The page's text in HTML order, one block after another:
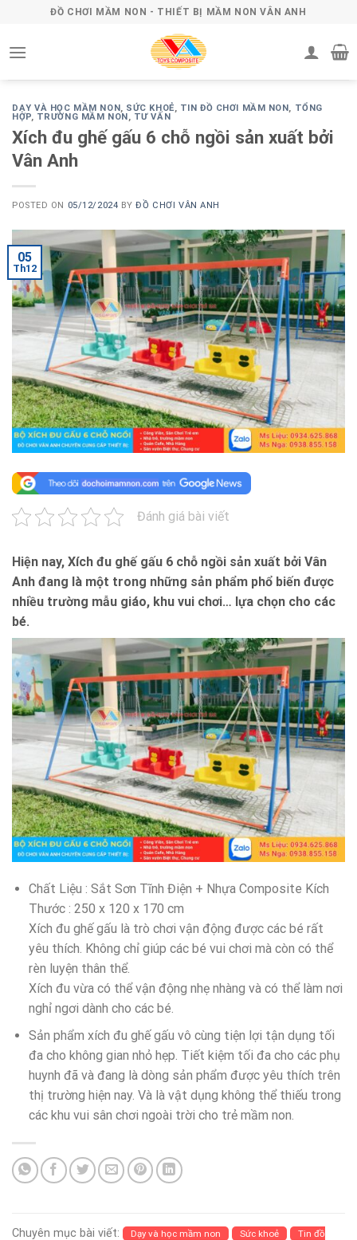
content
ĐỒ CHƠI MẦM NON - THIẾT BỊ MẦM NON VÂN ANH
DẠY VÀ HỌC MẦM NON, SỨC KHOẺ, TIN ĐỒ CHƠI MẦM NON, TỔNG
HỢP, TRƯỜNG MẦM NON, TƯ VẤN
Xích đu ghế gấu 6 chỗ ngồi sản xuất bởi
Vân Anh
POSTED ON 05/12/2024 BYĐỒ CHƠI VÂN ANH
05
Th12
Đánh giá bài viết
Hiện nay, Xích đu ghế gấu 6 chỗ ngồi sản xuất bởi Vân
Anh đang là một trong những sản phẩm phổ biến được
nhiều trường mẫu giáo, khu vui chơi… lựa chọn cho các
bé.
Chất Liệu : Sắt Sơn Tĩnh Điện + Nhựa Composite Kích
Thước : 250 x 120 x 170 cm
Xích đu ghế gấu là trò chơi vận động được các bé rất
yêu thích. Không chỉ giúp các bé vui chơi mà còn có thể
rèn luyện thân thể.
Xích đu vừa có thể vận động nhẹ nhàng và có thể làm nơi
nghỉ ngơi dành cho các bé.
Sản phẩm xích đu ghế gấu vô cùng tiện lợi tận dụng tối
đa cho không gian nhỏ hẹp. Tiết kiệm tối đa cho các phụ
huynh đã và đang là dòng sản phẩm được yêu thích trên
thị trường hiện nay. Và là vật dụng không thể thiếu trong
các khu vui sân chơi ngoài trời cho trẻ mầm non.
Chuyên mục bài viết: Dạy và học mầm non Sức khoẻ
Tin đồ